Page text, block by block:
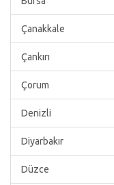
Çanakkale
Çankırı
Çorum
Denizli
Diyarbakır
Düzce